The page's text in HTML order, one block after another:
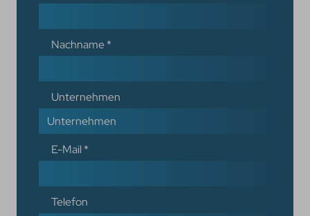
Nachname*
Unternehmen
E-Mail*
Telefon